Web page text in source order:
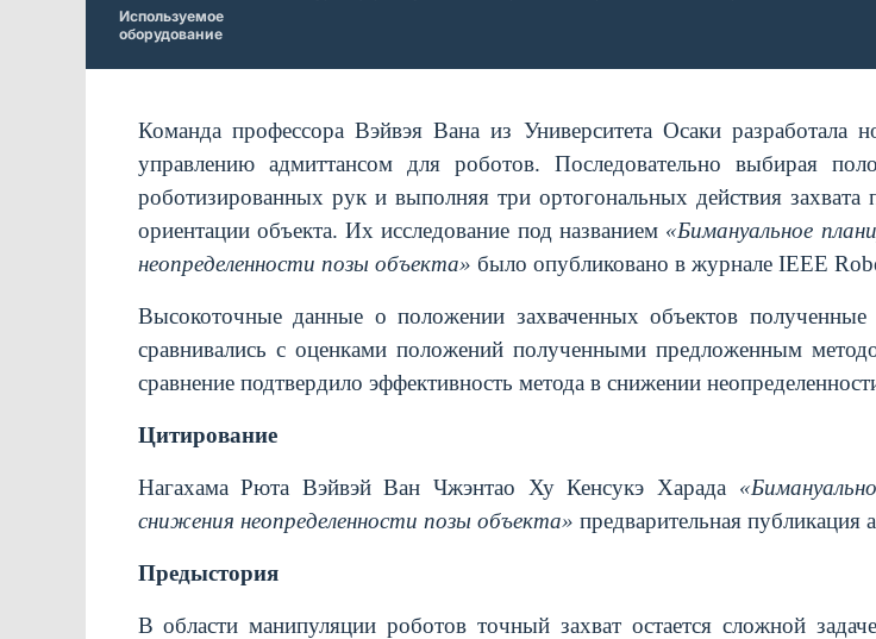
Используемое
оборудование
Команда профессора Вэйвэя Вана из Университета Осаки
управлению адмиттансом для роботов. Последовательно выбирая
роботизированных рук и выполняя три ортогональных действия
ориентации объекта. Их исследование под названием «Бимануальное
неопределенности позы объекта» было опубликовано в журнале IEEE
Высокоточные данные о положении захваченных объектов
сравнивались с оценками положений полученными предложенным
сравнение подтвердило эффективность метода в снижении
Цитирование
Нагахама Рюта Вэйвэй Ван Чжэнтао Ху Кенсукэ Харада
снижения неопределенности позы объекта» предварительная
Предыстория
В области манипуляции роботов точный захват остается сложной